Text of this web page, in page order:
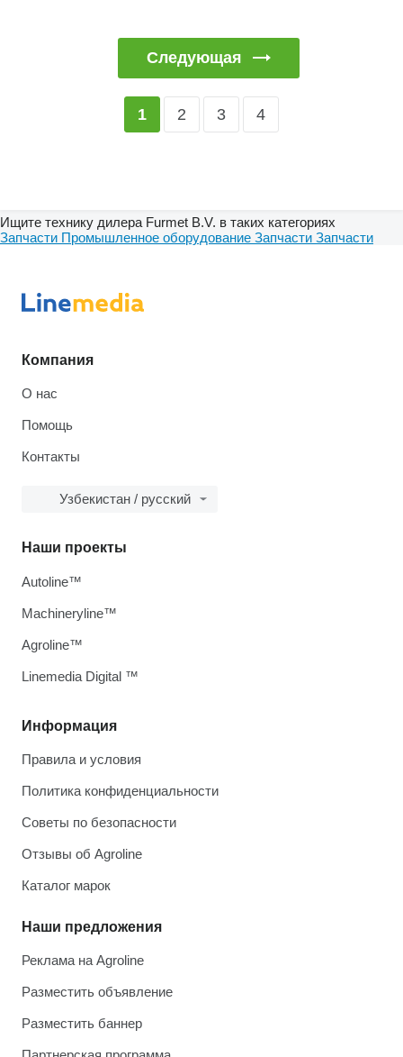
Следующая
1 2 3 4
Ищите технику дилера Furmet B.V. в таких категориях
Запчасти Промышленное оборудование Запчасти Запчасти
Компания
О нас
Помощь
Контакты
Узбекистан / русский
Информация
Правила и условия
Политика конфиденциальности
Советы по безопасности
Отзывы об Agroline
Каталог марок
Наши предложения
Реклама на Agroline
Разместить объявление
Разместить баннер
Наши проекты
Autoline™
Machineryline™
Agroline™
Linemedia Digital ™